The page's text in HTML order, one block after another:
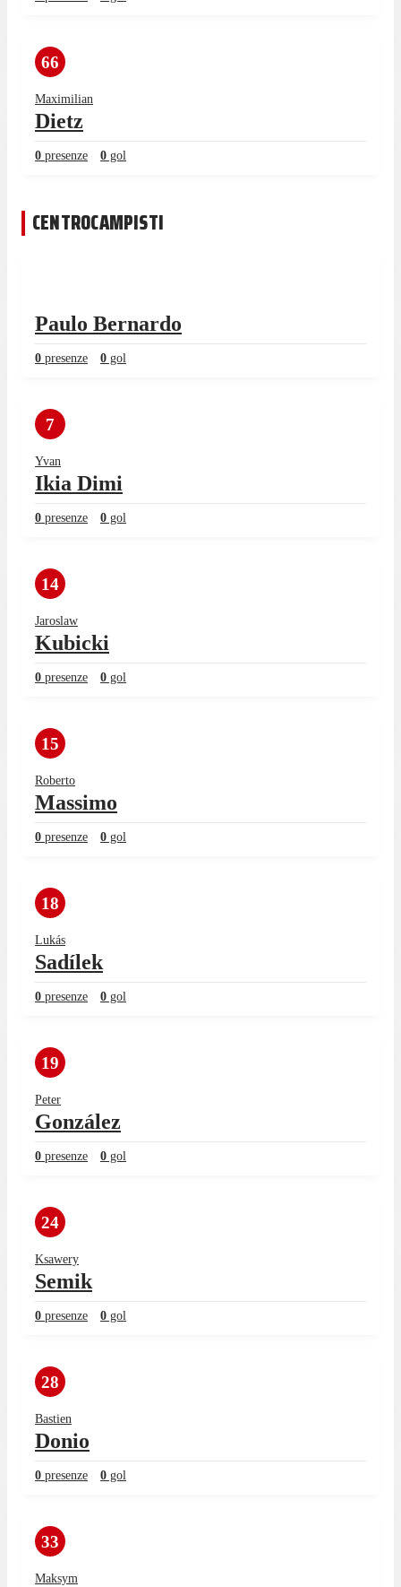
66
Maximilian
Dietz
0 presenze 0 gol
CENTROCAMPISTI
Paulo Bernardo
0 presenze 0 gol
7
Yvan
Ikia Dimi
0 presenze 0 gol
14
Jaroslaw
Kubicki
0 presenze 0 gol
15
Roberto
Massimo
0 presenze 0 gol
18
Lukás
Sadílek
0 presenze 0 gol
19
Peter
González
0 presenze 0 gol
24
Ksawery
Semik
0 presenze 0 gol
28
Bastien
Donio
0 presenze 0 gol
33
Maksym